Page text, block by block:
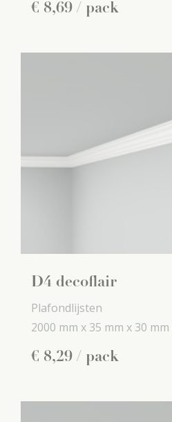
€ 8,69 / pack
D4 decoflair
Plafondlijsten
2000 mm x 35 mm x 30 mm
€ 8,29 / pack